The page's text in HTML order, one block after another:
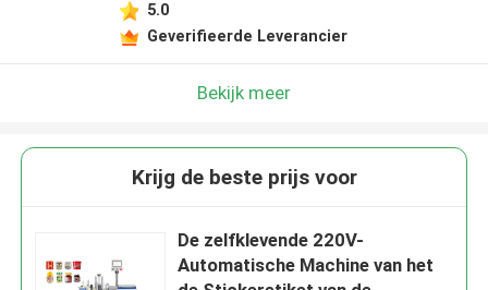
5.0
Geverifieerde Leverancier
Bekijk meer
Krijg de beste prijs voor
De zelfklevende 220V-
Automatische Machine van het